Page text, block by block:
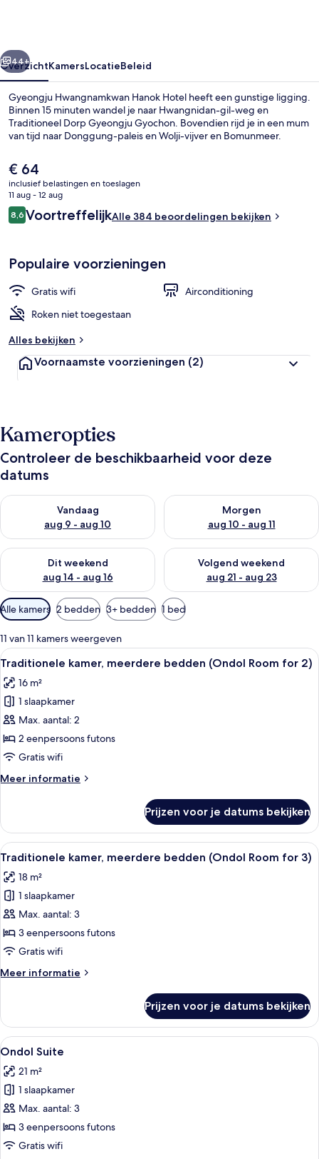
Exterieur
Volgende
44+
OverzichtKamersLocatieBeleid
Gyeongju Hwangnamkwan Hanok Hotel heeft een gunstige ligging.
Binnen 15 minuten wandel je naar Hwangnidan-gil-weg en
Traditioneel Dorp Gyeongju Gyochon. Bovendien rijd je in een mum
van tijd naar Donggung-paleis en Wolji-vijver en Bomunmeer.
De
huidige
prijs
is
€ 64
€ 64
inclusief belastingen en toeslagen
11 aug - 12 aug
Beoordelingen
8,68,6 op 10 –
VoortreffelijkAlle 384 beoordelingen bekijken
Populaire voorzieningen
Gratis wifi
Airconditioning
Roken niet toegestaan
Alles bekijken
Voornaamste voorzieningen (2)
Kameropties
Controleer de beschikbaarheid voor deze
datums
Vandaag
aug 9 - aug 10
De beschikbaarheid controleren voor vanavond aug 9 - aug
Morgen
aug 10 - aug 11
De beschikbaarheid
Dit weekend
aug 14 - aug 16
De beschikbaarheid controleren voor dit weekend aug 14 -
Volgend weekend
aug 21 - aug 23
De beschikbaarheid
Beschikbare
filters
voor
kamers
Alle kamers 2 bedden 3+ bedden 1 bed
11 van 11 kamers weergeven
Alle
foto's
voor
Traditionele
kamer,
meerdere
bedden
Room
laden
Een kamer met een houten bank,
4
Traditionele kamer, meerdere bedden (Ondol Room for 2)
16 m²
1 slaapkamer
Max. aantal: 2
2 eenpersoons futons
Gratis wifi
Meer informatie
Meer
kamer,
meerdere
bedden
Room
for
2)
Prijzen voor je datums bekijken
Alle
foto's
voor
Traditionele
kamer,
meerdere
bedden
Room
laden
Een kleine kamer met een bed, een
4
Traditionele kamer, meerdere bedden (Ondol Room for 3)
18 m²
1 slaapkamer
Max. aantal: 3
3 eenpersoons futons
Gratis wifi
Meer informatie
Meer
kamer,
meerdere
bedden
Room
for
3)
Prijzen voor je datums bekijken
Alle
foto's
voor
Ondol
Suite
laden
Een kleine, gezellige kamer met
4
Ondol Suite
21 m²
1 slaapkamer
Max. aantal: 3
3 eenpersoons futons
Gratis wifi